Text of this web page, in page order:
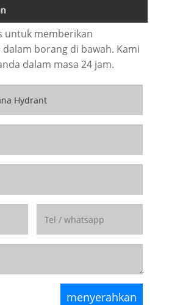
untuk memberikan
borang di bawah. Kami
dalam masa 24 jam.